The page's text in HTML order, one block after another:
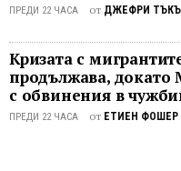
ПРЕДИ 22 ЧАСА от ДЖЕФРИ
Кризата с
продължава, докато
с обвинения в
дома
ПРЕДИ 22 ЧАСА от ЕТИЕН ФОШЕР